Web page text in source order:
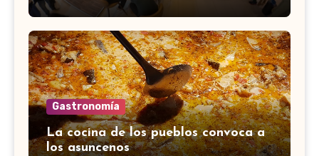
Gastronomía
La cocina de los pueblos convoca a
los asuncenos